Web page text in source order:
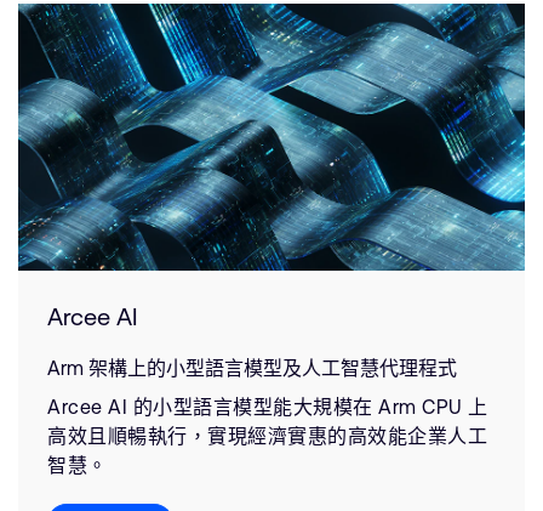
Arcee AI
Arm 架構上的小型語言模型及人工智慧代理程式
Arcee AI 的小型語言模型能大規模在 Arm CPU 上
高效且順暢執行，實現經濟實惠的高效能企業人工
智慧。